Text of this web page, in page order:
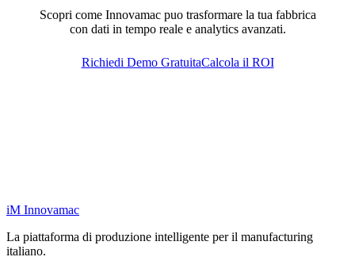
Scopri come Innovamac puo trasformare la tua fabbrica
con dati in tempo reale e analytics avanzati.
Richiedi Demo GratuitaCalcola il ROI
iM Innovamac
La piattaforma di produzione intelligente per il manufacturing
italiano.